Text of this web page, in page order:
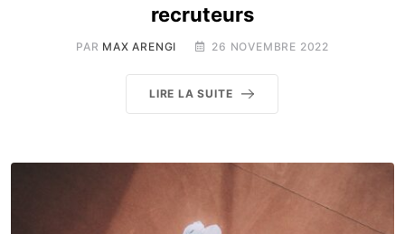
recruteurs
PAR MAX ARENGI 26 NOVEMBRE 2022
LIRE LA SUITE